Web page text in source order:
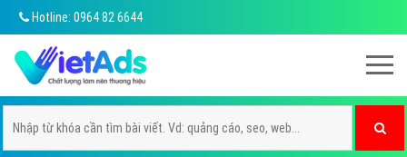
Hotline: 0964 82 6644